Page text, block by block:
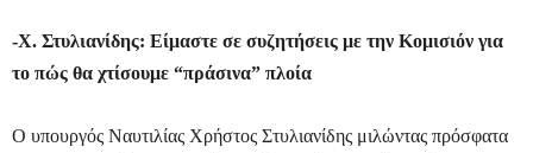
-Χ. Στυλιανίδης: Είμαστε σε συζητήσεις με την Κομισιόν για
το πώς θα χτίσουμε “πράσινα” πλοία
Ο υπουργός Ναυτιλίας Χρήστος Στυλιανίδης μιλώντας πρόσφατα